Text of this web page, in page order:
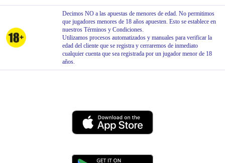
Decimos NO a las apuestas de menores de edad. No permitimos
que jugadores menores de 18 años apuesten. Esto se establece en
nuestros Términos y Condiciones.
Utilizamos procesos automatizados y manuales para verificar la
edad del cliente que se registra y cerraremos de inmediato
cualquier cuenta que sea registrada por un jugador menor de 18
años.